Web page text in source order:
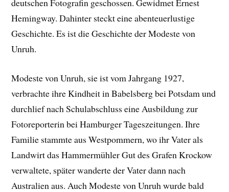
deutschen Fotografin geschossen. Gewidmet Ernest
Hemingway. Dahinter steckt eine abenteuerlustige
Geschichte. Es ist die Geschichte der Modeste von
Unruh.
Modeste von Unruh, sie ist vom Jahrgang 1927,
verbrachte ihre Kindheit in Babelsberg bei Potsdam und
durchlief nach Schulabschluss eine Ausbildung zur
Fotoreporterin bei Hamburger Tageszeitungen. Ihre
Familie stammte aus Westpommern, wo ihr Vater als
Landwirt das Hammermühler Gut des Grafen Krockow
verwaltete, später wanderte der Vater dann nach
Australien aus. Auch Modeste von Unruh wurde bald